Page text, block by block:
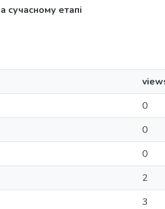
сучасному етапі
0
0
0
2
3